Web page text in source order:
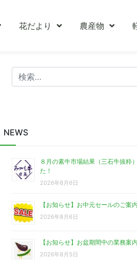
花だより 農産物
検
索:
NEWS
８月の素牛市場結果（三石牛抜粋
た！
2026年8月6日
【お知らせ】お中元セールのご案
2026年8月6日
【お知らせ】お盆期間中の業務案内
2026年8月5日